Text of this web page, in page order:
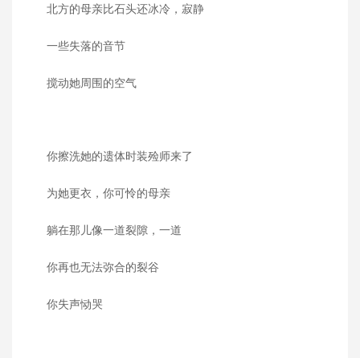
北方的母亲比石头还冰冷，寂静
一些失落的音节
搅动她周围的空气
你擦洗她的遗体时装殓师来了
为她更衣，你可怜的母亲
躺在那儿像一道裂隙，一道
你再也无法弥合的裂谷
你失声恸哭